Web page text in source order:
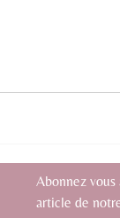
Abonnez
article de